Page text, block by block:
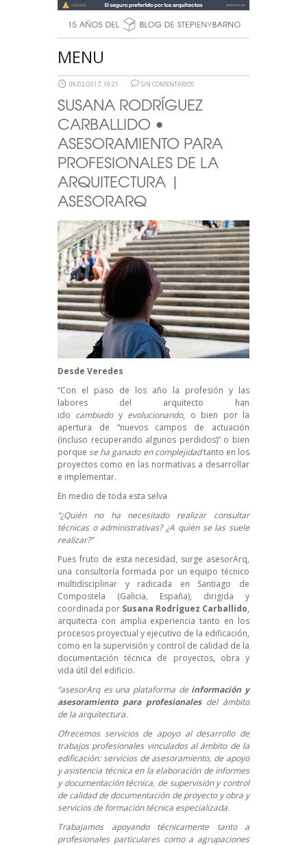
MENU
09/02/2017, 19:21 SIN COMENTARIOS
SUSANA RODRÍGUEZ
CARBALLIDO •
ASESORAMIENTO PARA
PROFESIONALES DE LA
ARQUITECTURA |
ASESORARQ
Desde Veredes
“Con el paso de los año la profesión y las
labores del arquitecto han
ido cambiadoy evolucionando, o bien por la
apertura de “nuevos campos de actuación
(incluso recuperando algunos perdidos)” o bien
porquese ha ganado en complejidadtanto en los
proyectos como en las normativas a desarrollar
e implementar.
En medio de toda esta selva
“¿Quién no ha necesitado realizar consultar
técnicas o administrativas? ¿A quién se las suele
realizar?”
Pues fruto de esta necesidad, surge asesorArq,
una consultoría formada por un equipo técnico
multidisciplinar y radicada en Santiago de
Compostela (Galicia, España), dirigida y
coordinada por Susana Rodríguez Carballido,
arquitecta con amplia experiencia tanto en los
procesos proyectual y ejecutivo de la edificación,
como en la supervisión y control de calidad de la
documentación técnica de proyectos, obra y
vida útil del edificio.
“asesorArqes una plataforma de información y
asesoramiento para profesionalesdel ámbito
de la arquitectura.
Ofrecemos servicios de apoyo al desarrollo de
trabajos profesionales vinculados al ámbito de la
edificación: servicios de asesoramiento, de apoyo
y asistencia técnica en la elaboración de informes
y documentación técnica, de supervisión y control
de calidad de documentación de proyecto y obra y
servicios de formación técnica especializada.
Trabajamos apoyando técnicamente tanto a
profesionales particulares como a agrupaciones